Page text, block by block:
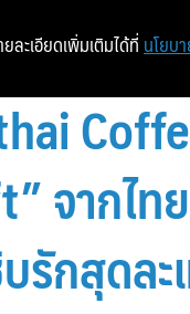
จากไท
รักสุดละ
ละเอียดเพิ่มเติมได้ที่ นโยบ